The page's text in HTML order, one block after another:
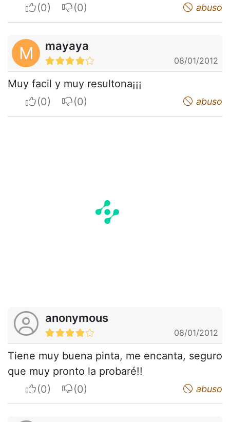
I apreciateI do not appreciate abuso
M mayaya
08/01/2012
Muy facil y muy resultona¡¡¡
I apreciateI do not appreciate abuso
anonymous
08/01/2012
Tiene muy buena pinta, me encanta, seguro
que muy pronto la probaré!!
I apreciateI do not appreciate abuso